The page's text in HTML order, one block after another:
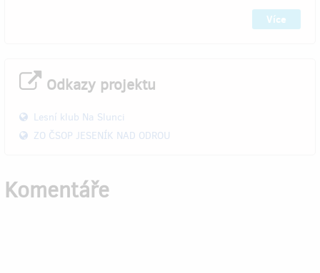
Více
Odkazy projektu
Lesní klub Na Slunci
ZO ČSOP JESENÍK NAD ODROU
Komentáře